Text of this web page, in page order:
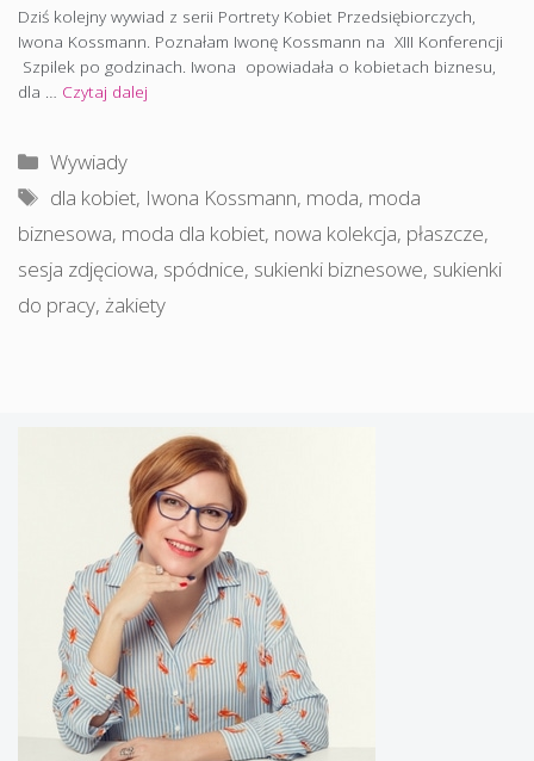
Dziś kolejny wywiad z serii Portrety Kobiet Przedsiębiorczych,
Iwona Kossmann. Poznałam Iwonę Kossmann na XIII Konferencji
Szpilek po godzinach. Iwona opowiadała o kobietach biznesu,
dla … Czytaj dalej
Kategorie
Wywiady
Tagi
dla kobiet, Iwona Kossmann, moda, moda
biznesowa, moda dla kobiet, nowa kolekcja, płaszcze,
sesja zdjęciowa, spódnice, sukienki biznesowe, sukienki
do pracy, żakiety